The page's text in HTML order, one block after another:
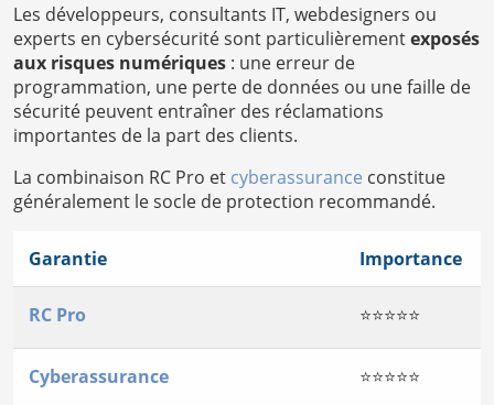
Les développeurs, consultants IT, webdesigners ou
experts en cybersécurité sont particulièrementexposés
aux risques numériques : une erreur de
programmation, une perte de données ou une faille de
sécurité peuvent entraîner des réclamations
importantes de la part des clients.
La combinaison RC Pro et cyberassurance constitue
généralement le socle de protection recommandé.
Garantie Importance
RC Pro ⭐⭐⭐⭐⭐
Cyberassurance ⭐⭐⭐⭐⭐